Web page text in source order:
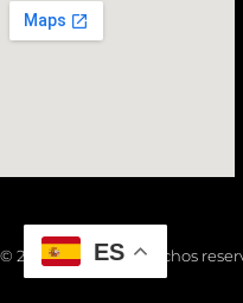
© 2022 Todos los derechos
ES